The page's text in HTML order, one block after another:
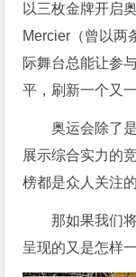
以三枚金牌开启
Mercier（曾以两
际舞台总能让参
平，刷新一个又
奥运会除了
展示综合实力的
榜都是众人关注的
那如果我们
呈现的又是怎样